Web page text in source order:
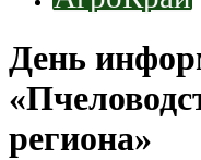
День
региона»